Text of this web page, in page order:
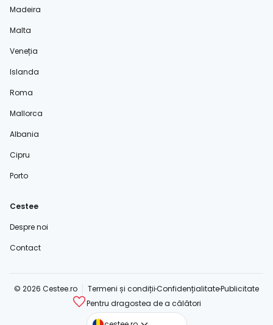
Madeira
Malta
Veneția
Islanda
Roma
Mallorca
Albania
Cipru
Porto
Cestee
Despre noi
Contact
© 2026 Cestee.ro Termeni și condițiiConfidențialitatePublicitate
Pentru dragostea de a călători
cestee.com